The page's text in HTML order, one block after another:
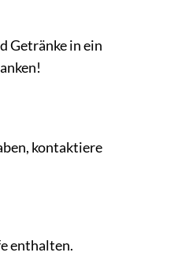
Getränke in ein
kontaktiere
enthalten.